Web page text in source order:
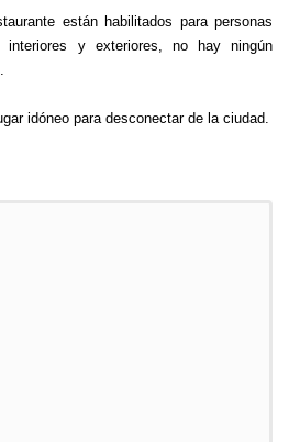
están habilitados para personas
interiores y exteriores, no hay ningún
idóneo para desconectar de la ciudad.